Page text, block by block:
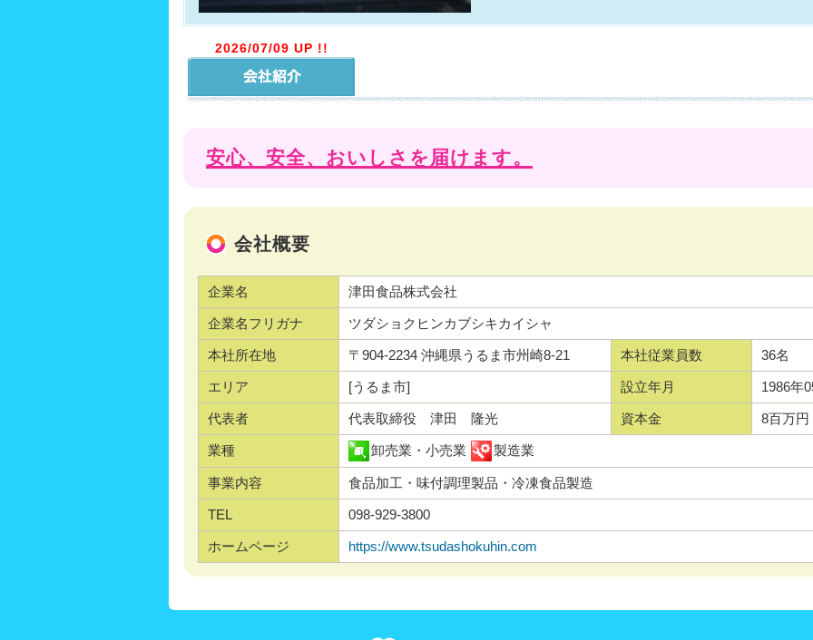
2026/07/09 UP !!
安心、安全、おいしさを届けます。
会社概要
企業名 津田食品株式会社
企業名フリガナ ツダショクヒンカブシキカイシャ
本社所在地 〒904-2234 沖縄県うるま市州崎8-21 本社従業員数 36名
エリア [うるま市] 設立年月 1986年
代表者 代表取締役 津田 隆光 資本金 8百万円
業種 卸売業・小売業 製造業
事業内容 食品加工・味付調理製品・冷凍食品製造
TEL 098-929-3800
ホームページ https://www.tsudashokuhin.com